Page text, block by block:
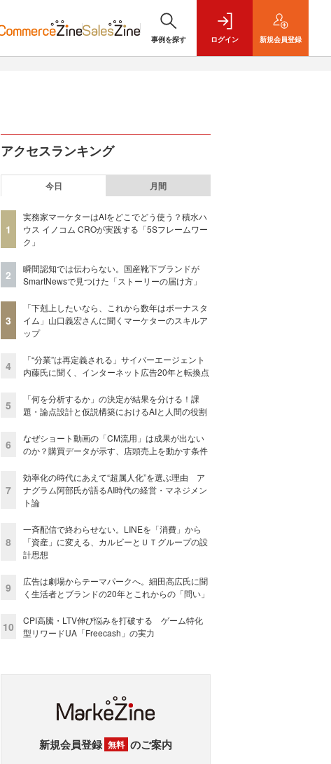
事例を探す ログイン 新規会員登録
アクセスランキング
今日 月間
1
実務家マーケターはAIをどこでどう使う？積水ハ
ウス イノコム CROが実践する「5Sフレームワー
ク」
2
瞬間認知では伝わらない。国産靴下ブランドが
SmartNewsで見つけた「ストーリーの届け方」
3
「下剋上したいなら、これから数年はボーナスタ
イム」山口義宏さんに聞くマーケターのスキルア
ップ
4
「“分業”は再定義される」サイバーエージェント
内藤氏に聞く、インターネット広告20年と転換点
5
「何を分析するか」の決定が結果を分ける！課
題・論点設計と仮説構築におけるAIと人間の役割
6
なぜショート動画の「CM流用」は成果が出ない
のか？購買データが示す、店頭売上を動かす条件
7
効率化の時代にあえて“超属人化”を選ぶ理由 ア
ナグラム阿部氏が語るAI時代の経営・マネジメン
ト論
8
一斉配信で終わらせない。LINEを「消費」から
「資産」に変える、カルビーとＵＴグループの設
計思想
9
広告は劇場からテーマパークへ。細田高広氏に聞
く生活者とブランドの20年とこれからの「問い」
10
CPI高騰・LTV伸び悩みを打破する ゲーム特化
型リワードUA「Freecash」の実力
新規会員登録 無料 のご案内